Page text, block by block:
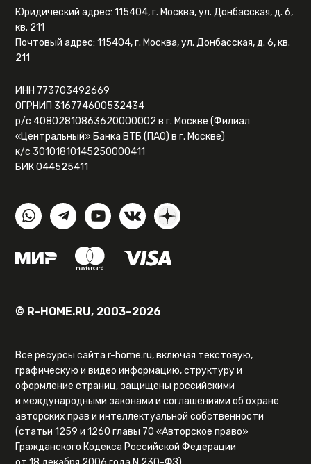
Юридический адрес: 115404, г. Москва, ул. Донбасская, д. 6,
кв. 211
Почтовый адрес: 115404, г. Москва, ул. Донбасская, д. 6, кв.
211
ИНН 773703492669
ОГРНИП 316774600532434
р/с 40802810863620000002 в г. Москве (Филиал
«Центральный» Банка ВТБ (ПАО) в г. Москве)
к/с 30101810145250000411
БИК 044525411
© R-HOME.RU, 2003–2026
Все ресурсы сайта r-home.ru, включая текстовую,
графическую и видео информацию, структуру и
оформление страниц, защищены российскими
и международными законами и соглашениями об охране
авторских прав и интеллектуальной собственности
(статьи 1259 и 1260 главы 70 «Авторское право»
Гражданского Кодекса Российской Федерации